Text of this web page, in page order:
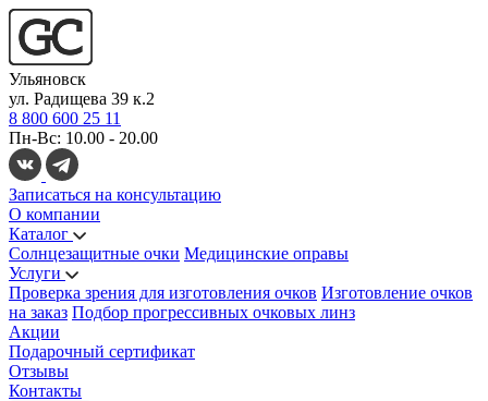
Ульяновск
ул. Радищева 39 к.2
8 800 600 25 11
Пн-Вс: 10.00 - 20.00
Записаться на консультацию
О компании
Каталог
Солнцезащитные очки Медицинские оправы
Услуги
Проверка зрения для изготовления очков Изготовление очков
на заказ Подбор прогрессивных очковых линз
Акции
Подарочный сертификат
Отзывы
Контакты